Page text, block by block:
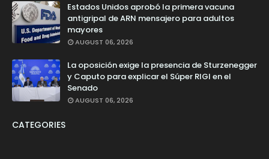
Estados Unidos aprobó la primera vacuna
antigripal de ARN mensajero para adultos
mayores
AUGUST 06, 2026
La oposición exige la presencia de Sturzenegger
y Caputo para explicar el Súper RIGI en el
Senado
AUGUST 06, 2026
CATEGORIES